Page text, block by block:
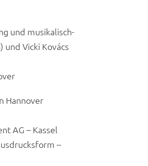
und musikalisch-
Vicki Kovács
Hannover
AG – Kassel
–